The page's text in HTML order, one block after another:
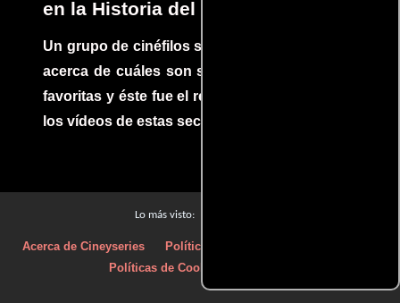
en la Historia del cine
Un grupo de cinéfilos se juntaron para debatir
acerca de cuáles son sus escenas de acción
favoritas y éste fue el resultado. No te pierdas
los vídeos de estas secuencias inolvidables.
Lo más visto:
Acerca de Cineyseries Políticas de privacidad
Políticas de Cookies